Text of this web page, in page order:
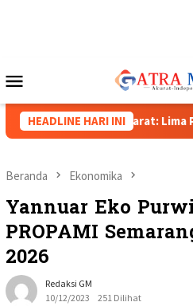
Mobile
HEADLINE HARI INI
Papua Barat: Lima Prinsip
Beranda Ekonomika
Yannuar Eko
PROPAMI
2026
Redaksi GM
10/12/2023
251 Dilihat